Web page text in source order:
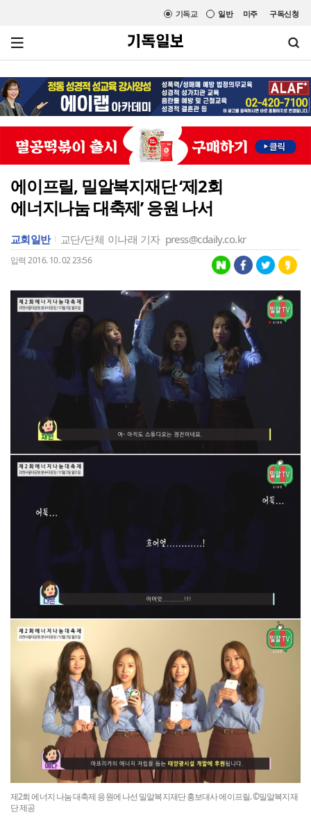
미주 구독신청
일반
기독교
에이프릴, 밀알복지재단 ‘제2회
에너지나눔 대축제’ 응원 나서
교회일반 교단/단체 이나래 기자 press@cdaily.co.kr
입력 2016. 10. 02 23:56
제2회 에너지 나눔 대축제 응원에 나선 밀알복지재단 홍보대사 에이프릴. ©밀알복지재
단 제공